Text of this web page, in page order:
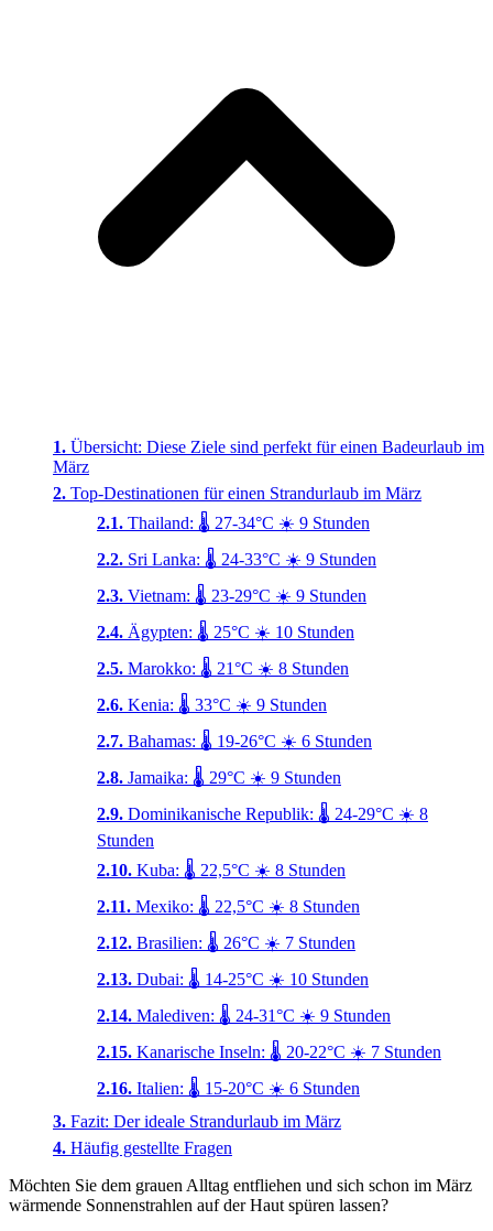
Übersicht: Diese Ziele sind perfekt für einen Badeurlaub im
März
Top-Destinationen für einen Strandurlaub im März
Thailand: 🌡️ 27-34°C ☀️ 9 Stunden
Sri Lanka: 🌡️ 24-33°C ☀️ 9 Stunden
Vietnam: 🌡️ 23-29°C ☀️ 9 Stunden
Ägypten: 🌡️ 25°C ☀️ 10 Stunden
Marokko: 🌡️ 21°C ☀️ 8 Stunden
Kenia: 🌡️ 33°C ☀️ 9 Stunden
Bahamas: 🌡️ 19-26°C ☀️ 6 Stunden
Jamaika: 🌡️ 29°C ☀️ 9 Stunden
Dominikanische Republik: 🌡️ 24-29°C ☀️ 8
Stunden
Kuba: 🌡️ 22,5°C ☀️ 8 Stunden
Mexiko: 🌡️ 22,5°C ☀️ 8 Stunden
Brasilien: 🌡️ 26°C ☀️ 7 Stunden
Dubai: 🌡️ 14-25°C ☀️ 10 Stunden
Malediven: 🌡️ 24-31°C ☀️ 9 Stunden
Kanarische Inseln: 🌡️ 20-22°C ☀️ 7 Stunden
Italien: 🌡️ 15-20°C ☀️ 6 Stunden
Fazit: Der ideale Strandurlaub im März
Häufig gestellte Fragen
Möchten Sie dem grauen Alltag entfliehen und sich schon im März
wärmende Sonnenstrahlen auf der Haut spüren lassen?